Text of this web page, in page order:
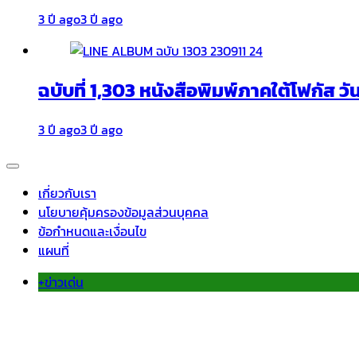
3 ปี ago3 ปี ago
ฉบับที่ 1,303 หนังสือพิมพ์ภาคใต้โฟกัส วัน
3 ปี ago3 ปี ago
เกี่ยวกับเรา
นโยบายคุ้มครองข้อมูลส่วนบุคคล
ข้อกำหนดและเงื่อนไข
แผนที่
+ข่าวเด่น